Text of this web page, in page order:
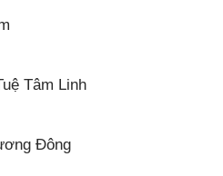
Tâm Linh
Đông